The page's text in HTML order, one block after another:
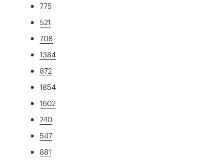
775
521
708
1384
872
1854
1602
240
547
881